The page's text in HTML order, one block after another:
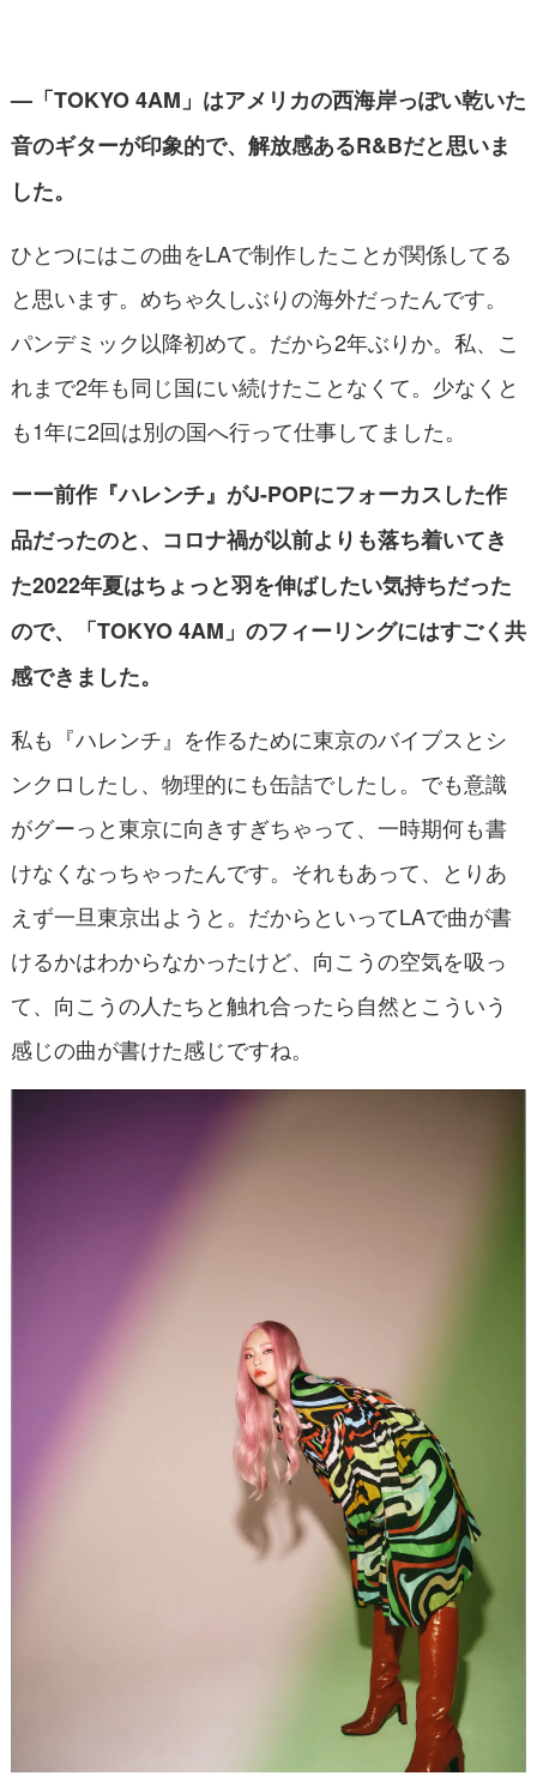
—「TOKYO 4AM」はアメリカの西海岸っぽい乾いた
音のギターが印象的で、解放感あるR&Bだと思いま
した。
ひとつにはこの曲をLAで制作したことが関係してる
と思います。めちゃ久しぶりの海外だったんです。
パンデミック以降初めて。だから2年ぶりか。私、こ
れまで2年も同じ国にい続けたことなくて。少なくと
も1年に2回は別の国へ行って仕事してました。
ーー前作『ハレンチ』がJ-POPにフォーカスした作
品だったのと、コロナ禍が以前よりも落ち着いてき
た2022年夏はちょっと羽を伸ばしたい気持ちだった
ので、「TOKYO 4AM」のフィーリングにはすごく共
感できました。
私も『ハレンチ』を作るために東京のバイブスとシ
ンクロしたし、物理的にも缶詰でしたし。でも意識
がグーっと東京に向きすぎちゃって、一時期何も書
けなくなっちゃったんです。それもあって、とりあ
えず一旦東京出ようと。だからといってLAで曲が書
けるかはわからなかったけど、向こうの空気を吸っ
て、向こうの人たちと触れ合ったら自然とこういう
感じの曲が書けた感じですね。